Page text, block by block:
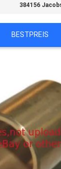
384156
BESTPREIS